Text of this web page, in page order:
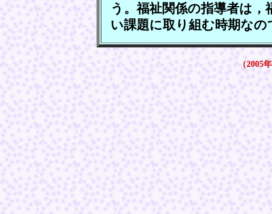
う。福祉関係の指導者は
い課題に取り組む時期なの
（2005